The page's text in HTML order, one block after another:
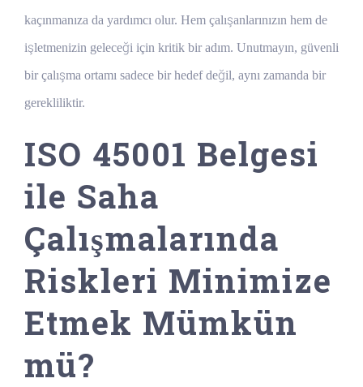
kaçınmanıza da yardımcı olur. Hem çalışanlarınızın hem de
işletmenizin geleceği için kritik bir adım. Unutmayın, güvenli
bir çalışma ortamı sadece bir hedef değil, aynı zamanda bir
gerekliliktir.
ISO 45001 Belgesi
ile Saha
Çalışmalarında
Riskleri Minimize
Etmek Mümkün
mü?